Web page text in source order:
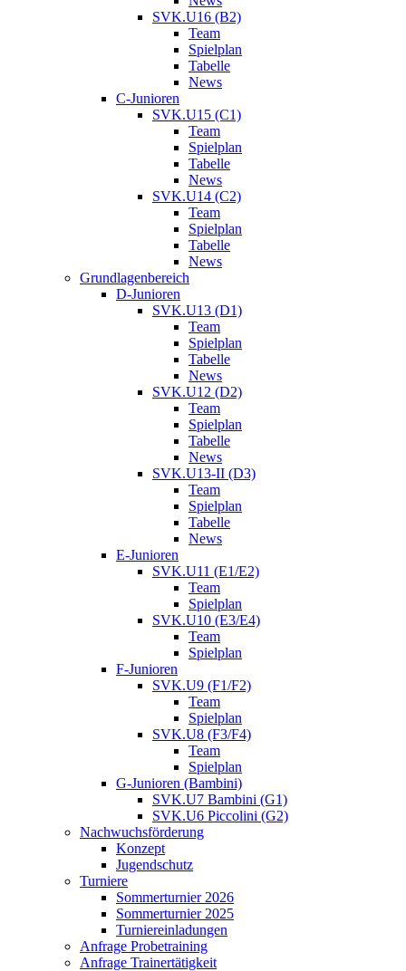
SVK.U16 (B2)
Team
Spielplan
Tabelle
News
C-Junioren
SVK.U15 (C1)
Team
Spielplan
Tabelle
News
SVK.U14 (C2)
Team
Spielplan
Tabelle
News
Grundlagenbereich
D-Junioren
SVK.U13 (D1)
Team
Spielplan
Tabelle
News
SVK.U12 (D2)
Team
Spielplan
Tabelle
News
SVK.U13-II (D3)
Team
Spielplan
Tabelle
News
E-Junioren
SVK.U11 (E1/E2)
Team
Spielplan
SVK.U10 (E3/E4)
Team
Spielplan
F-Junioren
SVK.U9 (F1/F2)
Team
Spielplan
SVK.U8 (F3/F4)
Team
Spielplan
G-Junioren (Bambini)
SVK.U7 Bambini (G1)
SVK.U6 Piccolini (G2)
Nachwuchsförderung
Konzept
Jugendschutz
Turniere
Sommerturnier 2026
Sommerturnier 2025
Turniereinladungen
Anfrage Probetraining
Anfrage Trainertätigkeit